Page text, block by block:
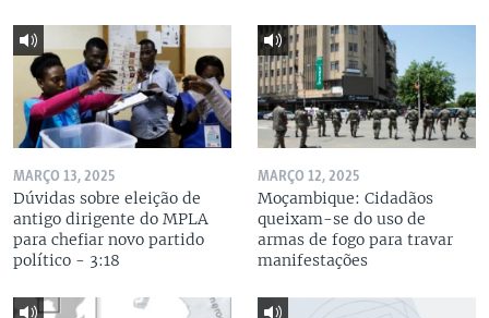
MARÇO 13, 2025
Dúvidas sobre eleição de
antigo dirigente do MPLA
para chefiar novo partido
político - 3:18
MARÇO 12, 2025
Moçambique: Cidadãos
queixam-se do uso de
armas de fogo para travar
manifestações